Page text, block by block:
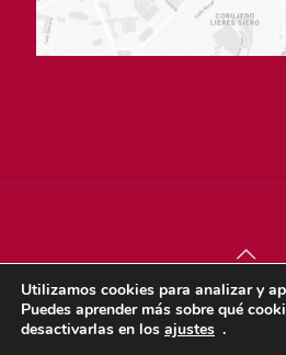
© sjdigital 2022 |Política de
Política de
Utilizamos cookies para analizar y
Puedes aprender más sobre qué
desactivarlas en los ajustes .